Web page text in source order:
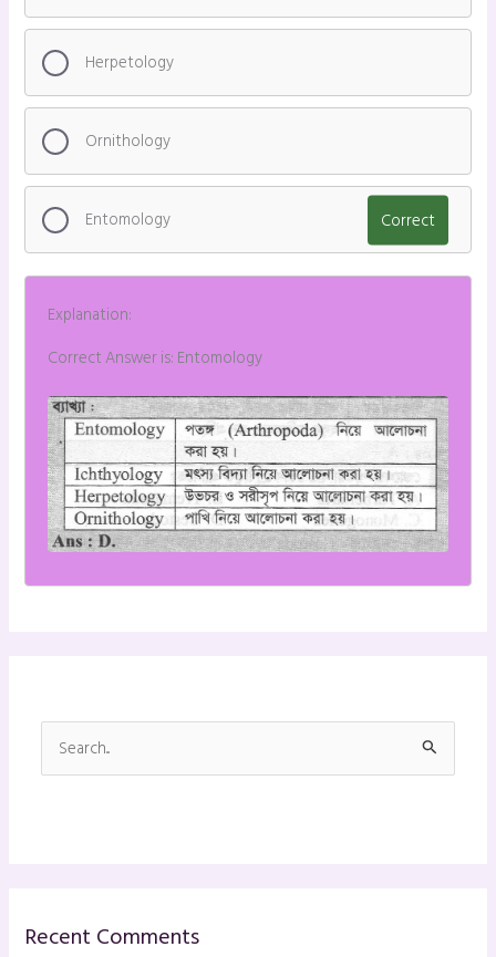
Herpetology
Ornithology
Entomology Correct
Explanation:
Correct Answer is: Entomology
e
f
Recent Comments